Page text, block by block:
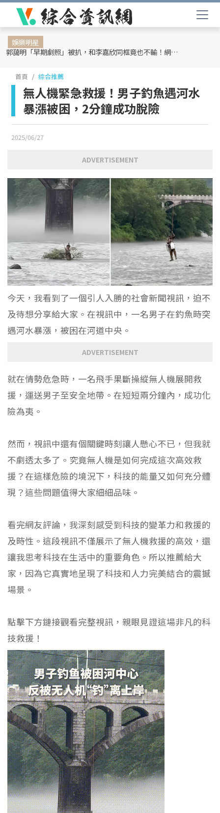
娛樂明星
郭藹明「早期劇照」被扒，和李嘉欣同框竟也不輸！網友：難怪劉青云這麼愛她
首頁 綜合推薦
無人機緊急救援！男子釣魚遇河水
暴漲被困，2分鐘成功脫險
2025/06/27
ADVERTISEMENT
今天，我看到了一個引人入勝的社會新聞視訊，迫不
及待想分享給大家。在視訊中，一名男子在釣魚時突
遇河水暴漲，被困在河道中央。
ADVERTISEMENT
就在情勢危急時，一名飛手果斷操縱無人機展開救
援，運送男子至安全地帶。在短短兩分鐘內，成功化
險為夷。
然而，視訊中還有個關鍵時刻讓人懸心不已，但我就
不劇透太多了。究竟無人機是如何完成這次高效救
援？在這樣危險的境況下，科技的能量又如何充分體
現？這些問題值得大家細細品味。
看完網友評論，我深刻感受到科技的變革力和救援的
及時性。這段視訊不僅展示了無人機救援的高效，還
讓我思考科技在生活中的重要角色。所以推薦給大
家，因為它真實地呈現了科技和人力完美結合的震撼
場景。
點擊下方鏈接觀看完整視訊，親眼見證這場非凡的科
技救援！